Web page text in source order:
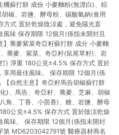
機蘇打餅 成份 小麥麵粉(無漂白)、棕
椒、岩鹽、酵母粉、碳酸氫鈉(食用
式 置於乾燥陰涼處，避免陽光直
味 保存期限 12個月(係指未開封且
蕎麥紫菜奇亞籽蘇打餅 成分 小麥麵
蕎麥、紫菜、奇亞籽(鼠尾草籽)、岩
) 淨重 180公克±4.5% 保存方式 置於
享用最佳風味。 保存期限 12個月(係
自然主意】奇亞籽馬告胡椒蘇打餅
)、馬告、奇亞籽、蕎麥、芝麻、胡椒
角、丁香、小茴香)、糖、岩鹽、酵母
公克±4.5% 保存方式 置於陰涼乾燥
風味。 保存期限 12個月(係指未開封
第 MD6203042791號 醫療器材商名